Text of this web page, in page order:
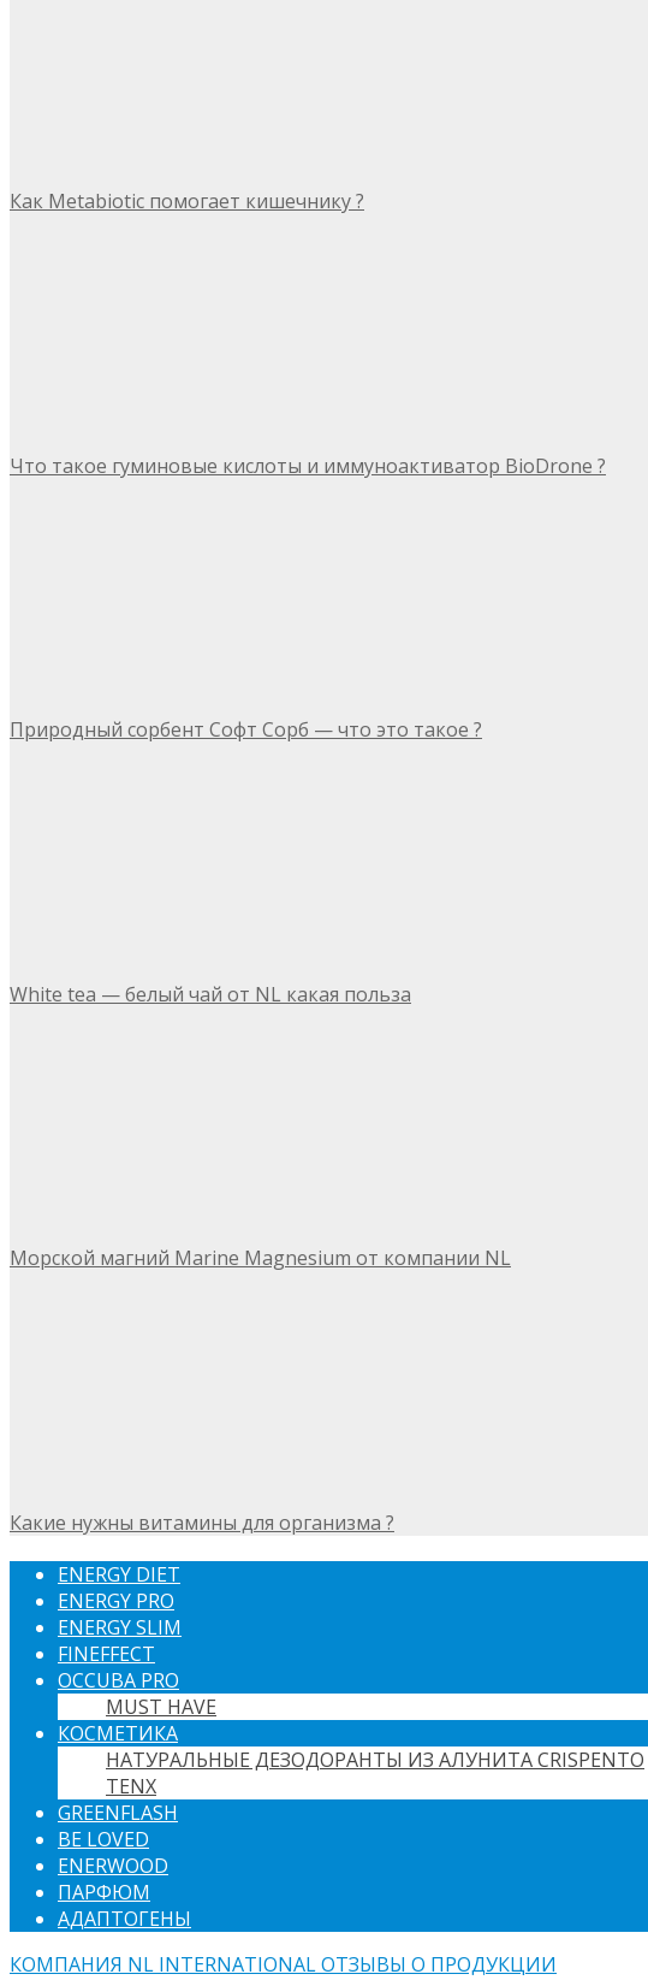
Как Metabiotic помогает кишечнику ?
Что такое гуминовые кислоты и иммуноактиватор BioDrone ?
Природный сорбент Софт Сорб — что это такое ?
White tea — белый чай от NL какая польза
Морской магний Marine Magnesium от компании NL
Какие нужны витамины для организма ?
ENERGY DIET
ENERGY PRO
ENERGY SLIM
FINEFFECT
OCCUBA PRO
MUST HAVE
КОСМЕТИКА
НАТУРАЛЬНЫЕ ДЕЗОДОРАНТЫ ИЗ АЛУНИТА CRISPENTO
TENX
GREENFLASH
BE LOVED
ENERWOOD
ПАРФЮМ
АДАПТОГЕНЫ
КОМПАНИЯ NL INTERNATIONAL ОТЗЫВЫ О ПРОДУКЦИИ